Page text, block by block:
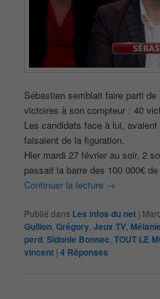
Sébastien semblait faire parti
victoires à son compteur : 40
Les candidats face à lui,
faisaient de la figuration.
Hier mardi 27 février au soir, 2
passait la barre des 100 000€
Continuer la lecture →
Publié dans Les infos du net |
Guillon ,Grégory ,Jeux TV
perd ,Sidonie Bonnec ,TOUT LE
vincent |4 Réponses